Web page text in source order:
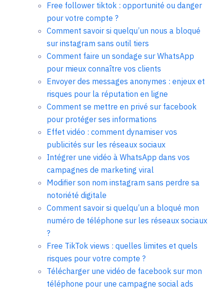
Free follower tiktok : opportunité ou danger
pour votre compte ?
Comment savoir si quelqu’un nous a bloqué
sur instagram sans outil tiers
Comment faire un sondage sur WhatsApp
pour mieux connaître vos clients
Envoyer des messages anonymes : enjeux et
risques pour la réputation en ligne
Comment se mettre en privé sur facebook
pour protéger ses informations
Effet vidéo : comment dynamiser vos
publicités sur les réseaux sociaux
Intégrer une vidéo à WhatsApp dans vos
campagnes de marketing viral
Modifier son nom instagram sans perdre sa
notoriété digitale
Comment savoir si quelqu’un a bloqué mon
numéro de téléphone sur les réseaux sociaux
?
Free TikTok views : quelles limites et quels
risques pour votre compte ?
Télécharger une vidéo de facebook sur mon
téléphone pour une campagne social ads